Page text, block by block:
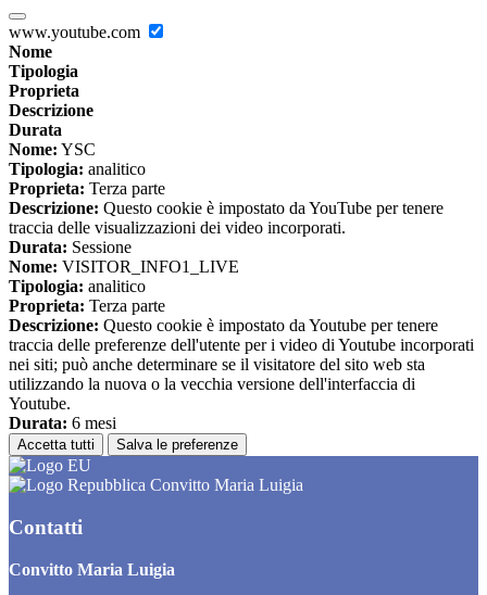
www.youtube.com
Nome
Tipologia
Proprieta
Descrizione
Durata
Nome: YSC
Tipologia: analitico
Proprieta: Terza parte
Descrizione: Questo cookie è impostato da YouTube per tenere
traccia delle visualizzazioni dei video incorporati.
Durata: Sessione
Nome: VISITOR_INFO1_LIVE
Tipologia: analitico
Proprieta: Terza parte
Descrizione: Questo cookie è impostato da Youtube per tenere
traccia delle preferenze dell'utente per i video di Youtube incorporati
nei siti; può anche determinare se il visitatore del sito web sta
utilizzando la nuova o la vecchia versione dell'interfaccia di
Youtube.
Durata: 6 mesi
Accetta tutti Salva le preferenze
Convitto Maria Luigia
Contatti
Convitto Maria Luigia